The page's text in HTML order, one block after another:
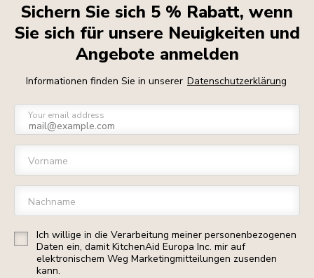
Sichern Sie sich 5 % Rabatt, wenn
Sie sich für unsere Neuigkeiten und
Angebote anmelden
Informationen finden Sie in unserer Datenschutzerklärung
Your email address
Vorname
Nachname
Ich willige in die Verarbeitung meiner personenbezogenen
Daten ein, damit KitchenAid Europa Inc. mir auf
elektronischem Weg Marketingmitteilungen zusenden
kann.